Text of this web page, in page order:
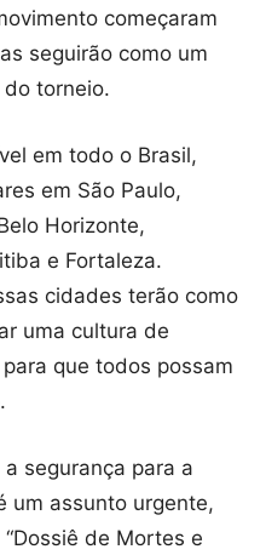
começaram
seguirão como um
torneio.
em todo o Brasil,
em São Paulo,
Horizonte,
e Fortaleza.
cidades terão como
uma cultura de
que todos possam
segurança para a
um assunto urgente,
de Mortes e